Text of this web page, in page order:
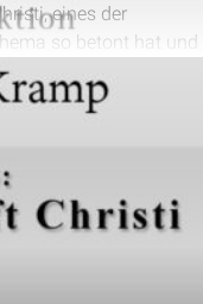
eines der
so betont hat und
von ihrer globalen
auch auf die
der Vorbereitung